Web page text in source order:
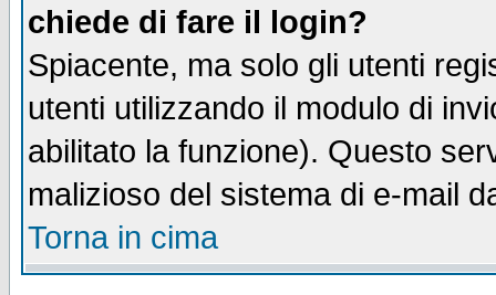
chiede di fare il login?
Spiacente, ma solo gli utenti
utenti utilizzando il modulo di
abilitato la funzione). Questo
malizioso del sistema di e-mail
Torna in cima